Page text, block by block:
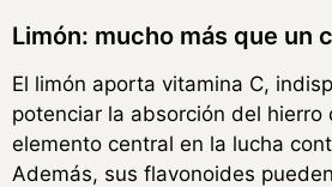
Limón: mucho más que un
El limón aporta vitamina C,
potenciar la absorción del hierro
elemento central en la lucha
Además, sus flavonoides